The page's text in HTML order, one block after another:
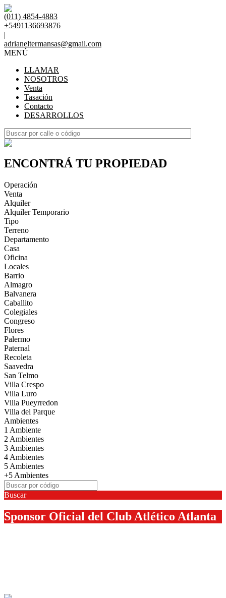
(011) 4854-4883
+5491136693876
|
adrianeltermansas@gmail.com
MENÚ
LLAMAR
NOSOTROS
Venta
Tasación
Contacto
DESARROLLOS
ENCONTRÁ TU PROPIEDAD
Operación
Venta
Alquiler
Alquiler Temporario
Tipo
Terreno
Departamento
Casa
Oficina
Locales
Barrio
Almagro
Balvanera
Caballito
Colegiales
Congreso
Flores
Palermo
Paternal
Recoleta
Saavedra
San Telmo
Villa Crespo
Villa Luro
Villa Pueyrredon
Villa del Parque
Ambientes
1 Ambiente
2 Ambientes
3 Ambientes
4 Ambientes
5 Ambientes
+5 Ambientes
Buscar
Sponsor Oficial del Club Atlético Atlanta